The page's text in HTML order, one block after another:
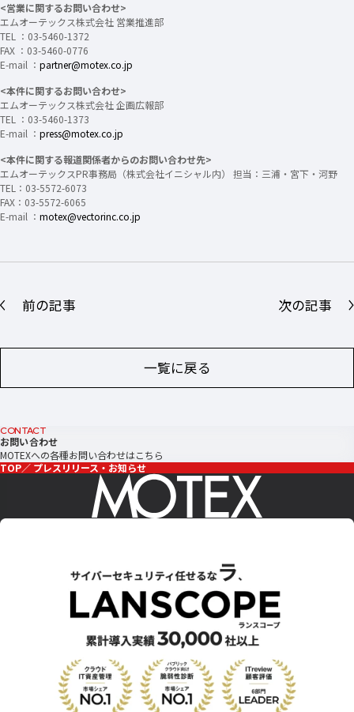
<営業に関するお問い合わせ>
エムオーテックス株式会社 営業推進部
TEL ：03-5460-1372
FAX ：03-5460-0776
E-mail ： partner@motex.co.jp
<本件に関するお問い合わせ>
エムオーテックス株式会社 企画広報部
TEL ：03-5460-1373
E-mail ： press@motex.co.jp
<本件に関する報道関係者からのお問い合わせ先>
エムオーテックスPR事務局（株式会社イニシャル内） 担当：三浦・宮下・河野
TEL：03-5572-6073
FAX：03-5572-6065
E-mail ： motex@vectorinc.co.jp
前の記事
一覧に戻る
次の記事
CONTACT
お問い合わせ
MOTEXへの各種お問い合わせはこちら
TOP
プレスリリース・お知らせ